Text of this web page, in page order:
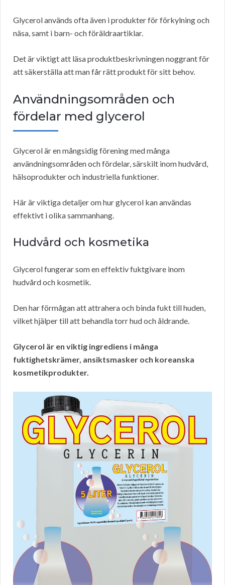
Glycerol används ofta även i produkter för förkylning och
näsa, samt i barn- och föräldraartiklar.
Det är viktigt att läsa produktbeskrivningen noggrant för
att säkerställa att man får rätt produkt för sitt behov.
Användningsområden och
fördelar med glycerol
Glycerol är en mångsidig förening med många
användningsområden och fördelar, särskilt inom hudvård,
hälsoprodukter och industriella funktioner.
Här är viktiga detaljer om hur glycerol kan användas
effektivt i olika sammanhang.
Hudvård och kosmetika
Glycerol fungerar som en effektiv fuktgivare inom
hudvård och kosmetik.
Den har förmågan att attrahera och binda fukt till huden,
vilket hjälper till att behandla torr hud och åldrande.
Glycerol är en viktig ingrediens i många
fuktighetskrämer, ansiktsmasker och koreanska
kosmetikprodukter.